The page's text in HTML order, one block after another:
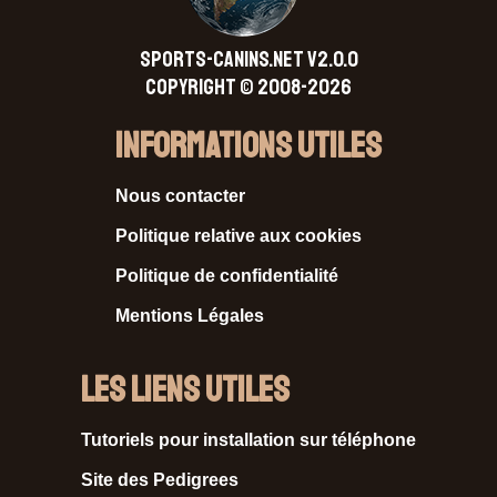
SPORTS-CANINS.NET V2.0.0
Copyright © 2008-2026
Informations Utiles
Nous contacter
Politique relative aux cookies
Politique de confidentialité
Mentions Légales
Les liens utiles
Tutoriels pour installation sur téléphone
Site des Pedigrees